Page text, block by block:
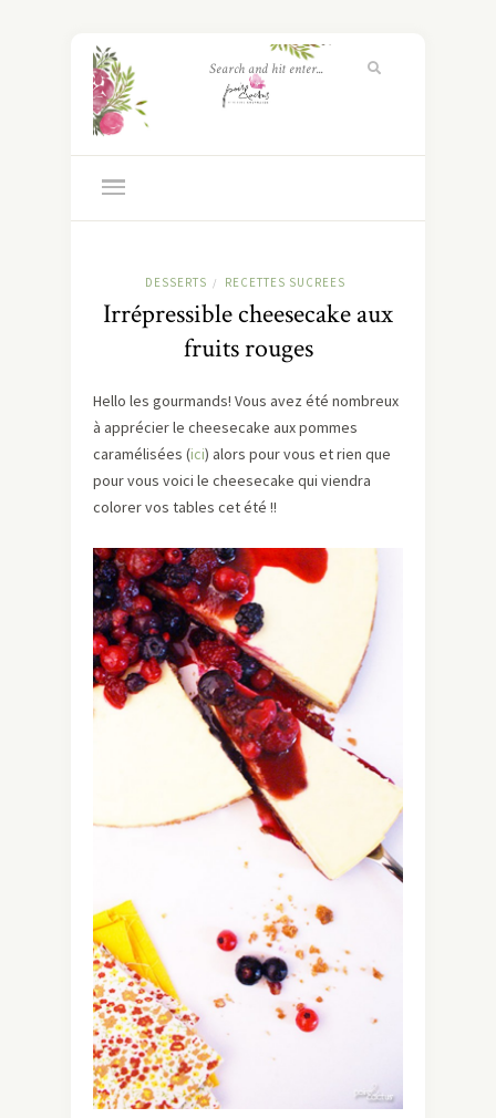
DESSERTS / RECETTES SUCREES
Irrépressible cheesecake aux
fruits rouges
Hello les gourmands! Vous avez été nombreux
à apprécier le cheesecake aux pommes
caramélisées (ici) alors pour vous et rien que
pour vous voici le cheesecake qui viendra
colorer vos tables cet été !!